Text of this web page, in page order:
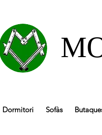
Dormitori Sofàs